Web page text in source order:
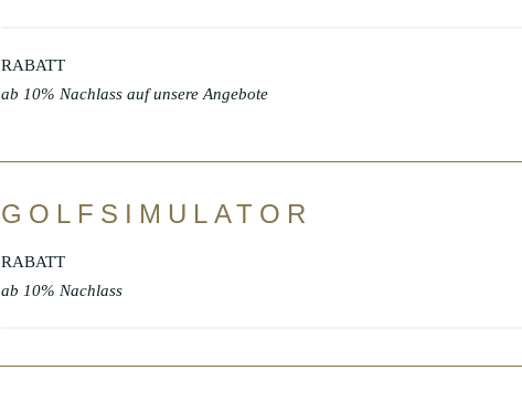
RABATT
ab 10% Nachlass auf unsere Angebote
GOLFSIMULATOR
RABATT
ab 10% Nachlass